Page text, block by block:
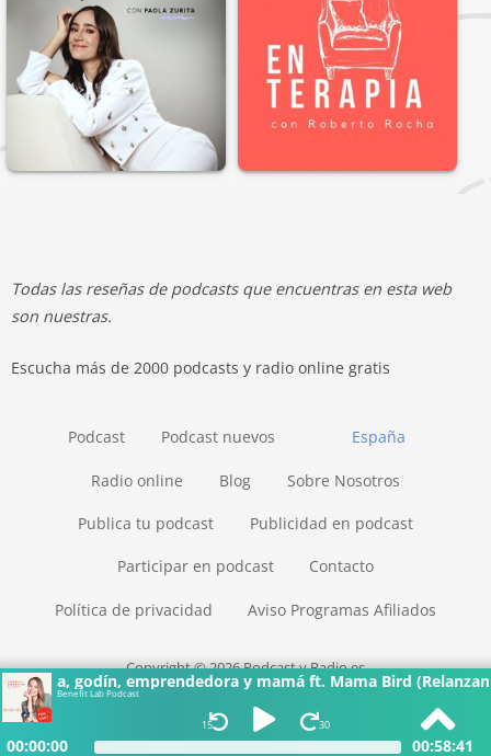
godín, emprendedora y mamá ft. Mama Bird
Benefit Lab Podcast
15 30
00:00:00 00:58:41
Todas las reseñas de podcasts que encuentras en esta web
son nuestras.
Escucha más de 2000 podcasts y radio online gratis
España
Podcast Podcast nuevos
Radio online Blog Sobre Nosotros
Publica tu podcast Publicidad en podcast
Participar en podcast Contacto
Política de privacidad Aviso Programas Afiliados
Copyright © 2026 Podcast y Radio.es